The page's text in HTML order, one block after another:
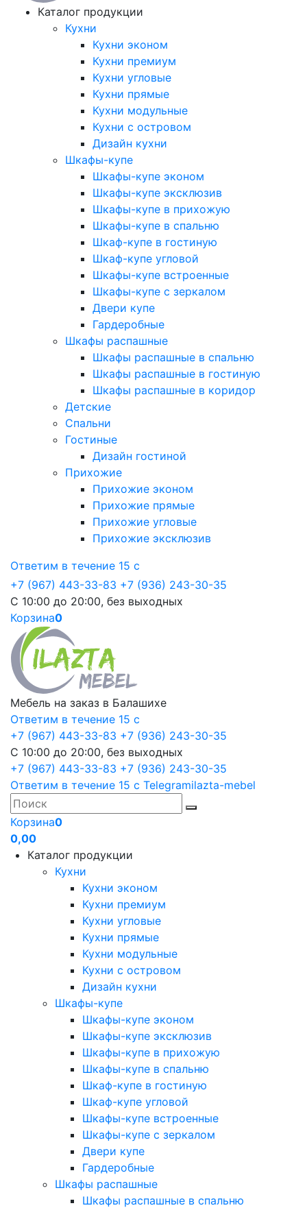
Каталог продукции
Кухни
Кухни эконом
Кухни премиум
Кухни угловые
Кухни прямые
Кухни модульные
Кухни с островом
Дизайн кухни
Шкафы-купе
Шкафы-купе эконом
Шкафы-купе эксклюзив
Шкафы-купе в прихожую
Шкафы-купе в спальню
Шкаф-купе в гостиную
Шкаф-купе угловой
Шкафы-купе встроенные
Шкафы-купе с зеркалом
Двери купе
Гардеробные
Шкафы распашные
Шкафы распашные в спальню
Шкафы распашные в гостиную
Шкафы распашные в коридор
Детские
Спальни
Гостиные
Дизайн гостиной
Прихожие
Прихожие эконом
Прихожие прямые
Прихожие угловые
Прихожие эксклюзив
Ответим в течение 15 с
+7 (967) 443-33-83 +7 (936) 243-30-35
С 10:00 до 20:00, без выходных
Корзина0
Мебель на заказ в Балашихе
Ответим в течение 15 с
+7 (967) 443-33-83 +7 (936) 243-30-35
С 10:00 до 20:00, без выходных
+7 (967) 443-33-83 +7 (936) 243-30-35
Ответим в течение 15 с Telegramilazta-mebel
Корзина0
0,00
Каталог продукции
Кухни
Кухни эконом
Кухни премиум
Кухни угловые
Кухни прямые
Кухни модульные
Кухни с островом
Дизайн кухни
Шкафы-купе
Шкафы-купе эконом
Шкафы-купе эксклюзив
Шкафы-купе в прихожую
Шкафы-купе в спальню
Шкаф-купе в гостиную
Шкаф-купе угловой
Шкафы-купе встроенные
Шкафы-купе с зеркалом
Двери купе
Гардеробные
Шкафы распашные
Шкафы распашные в спальню